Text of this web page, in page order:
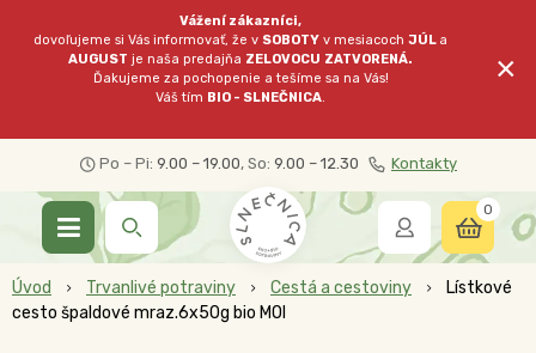
Vážení zákazníci,
dovoľujeme si Vás informovať, že v SOBOTY v mesiacochJÚL a
AUGUST je naša predajňa ZELOVOCU ZATVORENÁ.
Ďakujeme za pochopenie a tešíme sa na Vás!
Váš tím BIO - SLNEČNICA.
×
Po – Pi: 9.00 – 19.00, So: 9.00 – 12.30 Kontakty
0
Úvod Trvanlivé potraviny Cestá a cestoviny
Lístkové
cesto špaldové mraz.6x50g bio MOI